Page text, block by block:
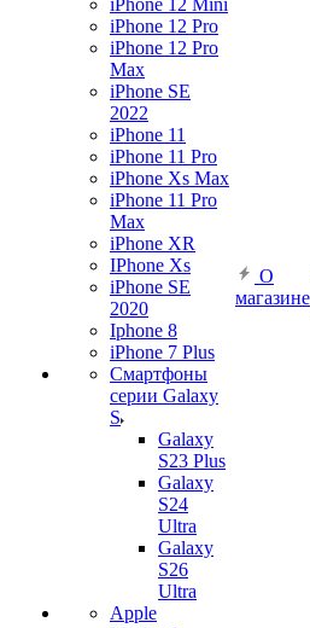
iPhone 12 Mini
iPhone 12 Pro
iPhone 12 Pro
Max
iPhone SE
2022
iPhone 11
iPhone 11 Pro
iPhone Xs Max
iPhone 11 Pro
Max
iPhone XR
IPhone Xs
iPhone SE
2020
Iphone 8
iPhone 7 Plus
Смартфоны
серии Galaxy
S
Galaxy
S23 Plus
Galaxy
S24
Ultra
Galaxy
S26
Ultra
Apple
О
магазине